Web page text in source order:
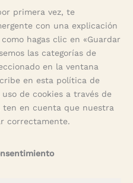
primera vez, te
con una explicación
hagas clic en «Guardar
las categorías de
en la ventana
en esta política de
de cookies a través de
ten en cuenta que nuestra
correctamente.